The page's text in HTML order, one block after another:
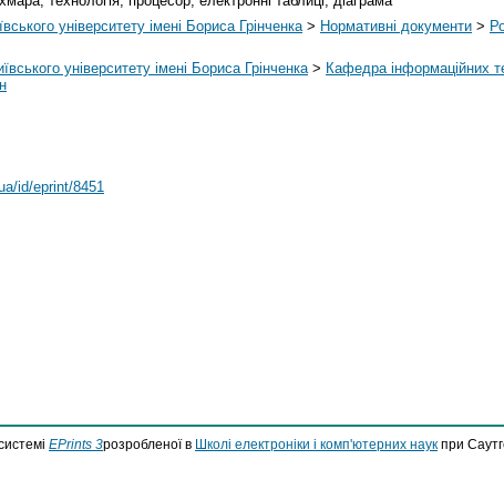
університету імені Бориса Грінченка > Нормативні документи >
університету імені Бориса Грінченка > Кафедра інформаційних
id/eprint/8451
EPrints 3розробленої в Школі електроніки і комп'ютерних наук при